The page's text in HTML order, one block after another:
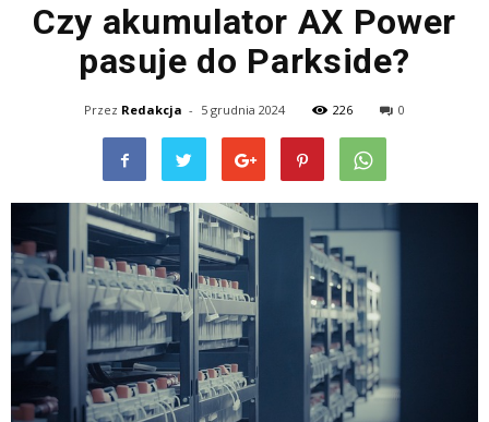
Czy akumulator AX Power
pasuje do Parkside?
Przez Redakcja - 5 grudnia 2024 226 0